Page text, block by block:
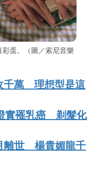
蛋。（圖／索尼音樂
千萬 理想型是這
實罹乳癌 剃髮化
離世 楊貴媚龍千